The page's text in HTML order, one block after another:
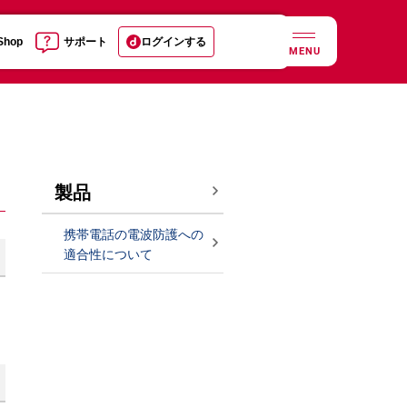
サポート ログインする
MENU
製品
携帯電話の電波防護への
適合性について